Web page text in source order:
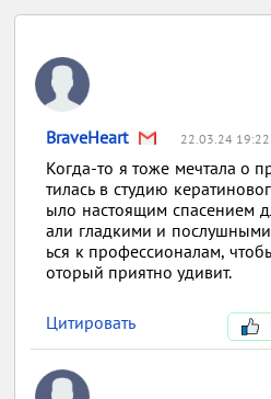
BraveHeart 22.03.24 19:22
Когда-то я тоже мечтала о
тилась в студию
ыло настоящим спасением
али гладкими и
ься к профессионалам,
оторый приятно удивит.
Цитировать